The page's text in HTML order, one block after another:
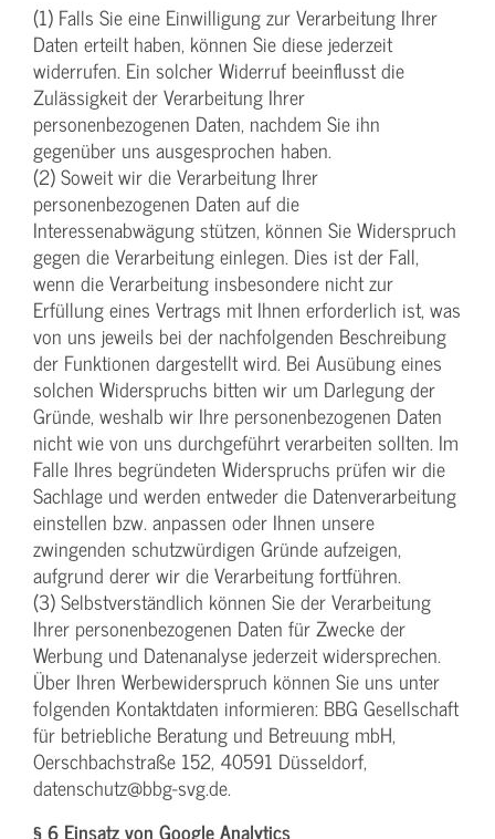
(1) Falls Sie eine Einwilligung zur Verarbeitung Ihrer
Daten erteilt haben, können Sie diese jederzeit
widerrufen. Ein solcher Widerruf beeinflusst die
Zulässigkeit der Verarbeitung Ihrer
personenbezogenen Daten, nachdem Sie ihn
gegenüber uns ausgesprochen haben.
(2) Soweit wir die Verarbeitung Ihrer
personenbezogenen Daten auf die
Interessenabwägung stützen, können Sie Widerspruch
gegen die Verarbeitung einlegen. Dies ist der Fall,
wenn die Verarbeitung insbesondere nicht zur
Erfüllung eines Vertrags mit Ihnen erforderlich ist, was
von uns jeweils bei der nachfolgenden Beschreibung
der Funktionen dargestellt wird. Bei Ausübung eines
solchen Widerspruchs bitten wir um Darlegung der
Gründe, weshalb wir Ihre personenbezogenen Daten
nicht wie von uns durchgeführt verarbeiten sollten. Im
Falle Ihres begründeten Widerspruchs prüfen wir die
Sachlage und werden entweder die Datenverarbeitung
einstellen bzw. anpassen oder Ihnen unsere
zwingenden schutzwürdigen Gründe aufzeigen,
aufgrund derer wir die Verarbeitung fortführen.
(3) Selbstverständlich können Sie der Verarbeitung
Ihrer personenbezogenen Daten für Zwecke der
Werbung und Datenanalyse jederzeit widersprechen.
Über Ihren Werbewiderspruch können Sie uns unter
folgenden Kontaktdaten informieren: BBG Gesellschaft
für betriebliche Beratung und Betreuung mbH,
Oerschbachstraße 152, 40591 Düsseldorf,
datenschutz@bbg-svg.de.
§ 6 Einsatz von Google Analytics